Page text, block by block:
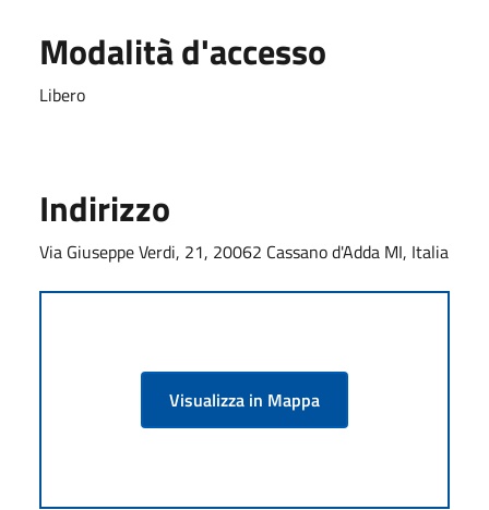
Modalità d'accesso
Libero
Indirizzo
Via Giuseppe Verdi, 21, 20062 Cassano d'Adda MI, Italia
Visualizza in Mappa